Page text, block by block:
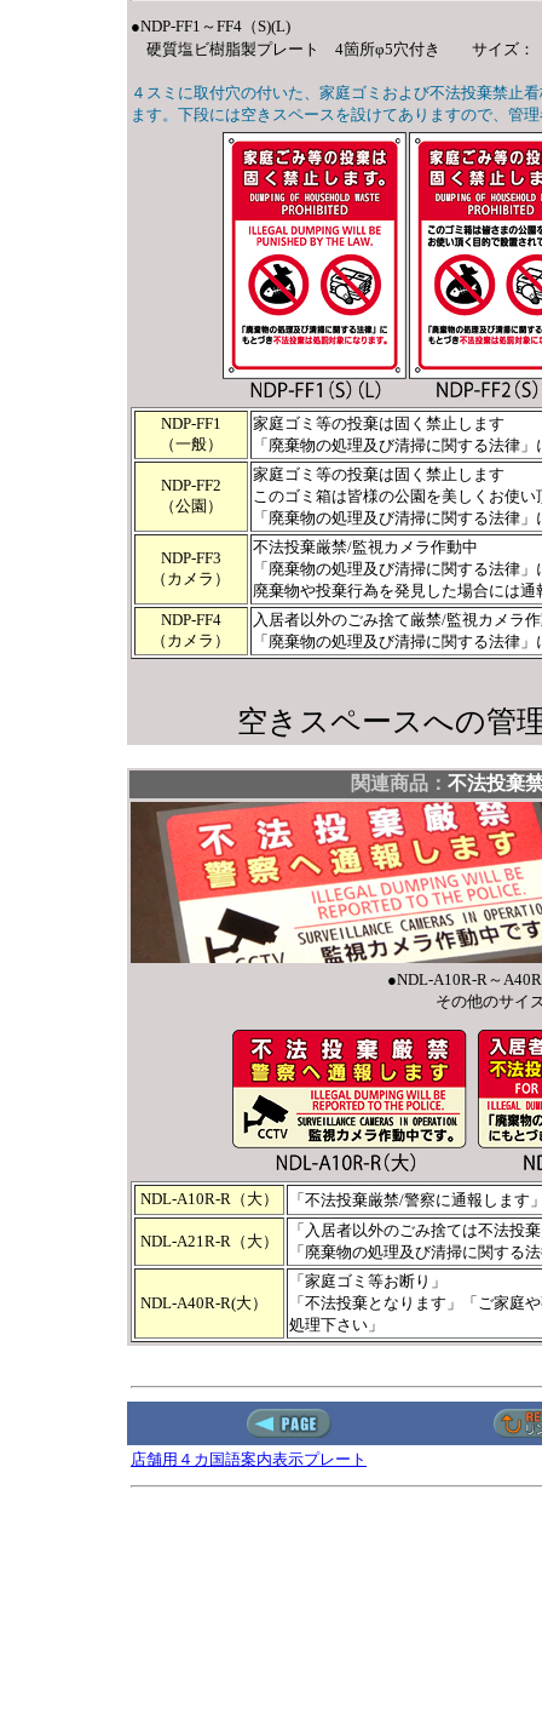
●NDP-FF1～FF4（S)(L)
硬質塩ビ樹脂製プレート 4箇所φ5穴付き サイズ：
４スミに取付穴の付いた、家庭ゴミおよび不法投棄禁止
ます。下段には空きスペースを設けてありますので、管
NDP-FF1
（一般）
家庭ゴミ等の投棄は固く禁止します
「廃棄物の処理及び清掃に関する法律
NDP-FF2
（公園）
家庭ゴミ等の投棄は固く禁止します
このゴミ箱は皆様の公園を美しくお使
「廃棄物の処理及び清掃に関する法律
NDP-FF3
（カメラ）
不法投棄厳禁/監視カメラ作動中
「廃棄物の処理及び清掃に関する法律
廃棄物や投棄行為を発見した場合には通
NDP-FF4
（カメラ）
入居者以外のごみ捨て厳禁/監視カメラ
「廃棄物の処理及び清掃に関する法律
空きスペースへの管
関連商品： 不法投棄
●NDL-A10R-R～
その他のサイ
NDL-A10R-R（大） 「不法投棄厳禁/警察に通報します
NDL-A21R-R（大）
「入居者以外のごみ捨ては不法投
「廃棄物の処理及び清掃に関する
NDL-A40R-R(大）
「家庭ゴミ等お断り」
「不法投棄となります」「ご家庭
処理下さい」
店舗用４カ国語案内表示プレート